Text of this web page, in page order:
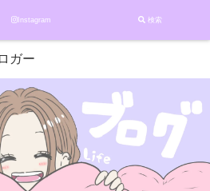
Instagram 検索